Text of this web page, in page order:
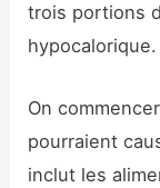
trois portions
hypocalorique.
On
pourraient
inclut les